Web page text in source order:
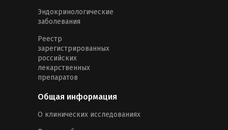
Эндокринологические
заболевания
Реестр
зарегистрированных
российских
лекарственных
препаратов
Общая информация
О клинических исследованиях